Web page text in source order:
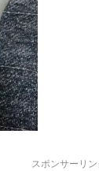
スポンサーリン